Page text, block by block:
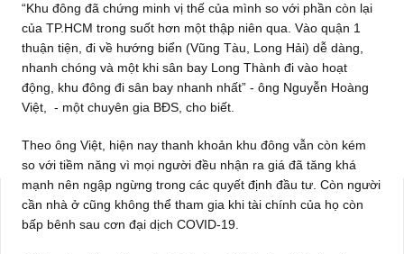
“Khu đông đã chứng minh vị thế của mình so với phần còn lại
của TP.HCM trong suốt hơn một thập niên qua. Vào quận 1
thuận tiện, đi về hướng biển (Vũng Tàu, Long Hải) dễ dàng,
nhanh chóng và một khi sân bay Long Thành đi vào hoạt
động, khu đông đi sân bay nhanh nhất” - ông Nguyễn Hoàng
Việt, - một chuyên gia BĐS, cho biết.
Theo ông Việt, hiện nay thanh khoản khu đông vẫn còn kém
so với tiềm năng vì mọi người đều nhận ra giá đã tăng khá
mạnh nên ngập ngừng trong các quyết định đầu tư. Còn người
cần nhà ở cũng không thể tham gia khi tài chính của họ còn
bấp bênh sau cơn đại dịch COVID-19.